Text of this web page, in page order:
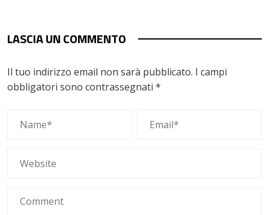
LASCIA UN COMMENTO
Il tuo indirizzo email non sarà pubblicato. I campi
obbligatori sono contrassegnati *